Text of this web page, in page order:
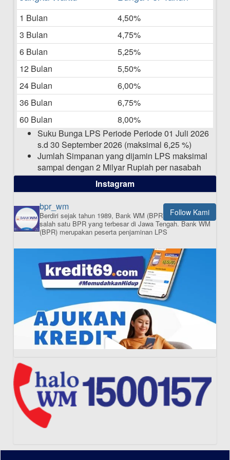
Bulan Mei 2025
Laporan Keuangan Berkelanjutan
06-05-2025
Daftar Pemenang Undian TAMASHA
Bulan April 2025
15-04-2025
Pengumuman Nama Baru Perusahaan
1 Bulan
4,50%
3 Bulan
4,75%
6 Bulan
5,25%
12 Bulan
5,50%
24 Bulan
6,00%
36 Bulan
6,75%
60 Bulan
8,00%
Suku Bunga LPS Periode Periode 01 Juli 2026
s.d 30 September 2026 (maksimal 6,25 %)
Jumlah Simpanan yang dijamin LPS maksimal
sampai dengan 2 Milyar Rupiah per nasabah
dalam satu bank
ISI APLIKASI SEKARANG
Instagram
Follow Kami
bpr_wm
Berdiri sejak tahun 1989, Bank WM (BPR) merupakan
salah satu BPR yang terbesar di Jawa Tengah.Bank WM
(BPR) merupakan peserta penjaminan LPS